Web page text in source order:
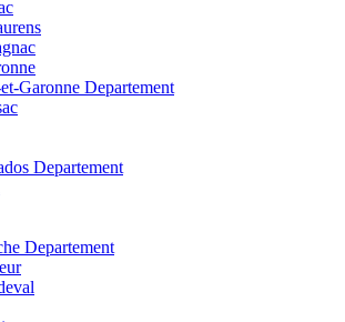
Garonne Departement
Departement
Departement